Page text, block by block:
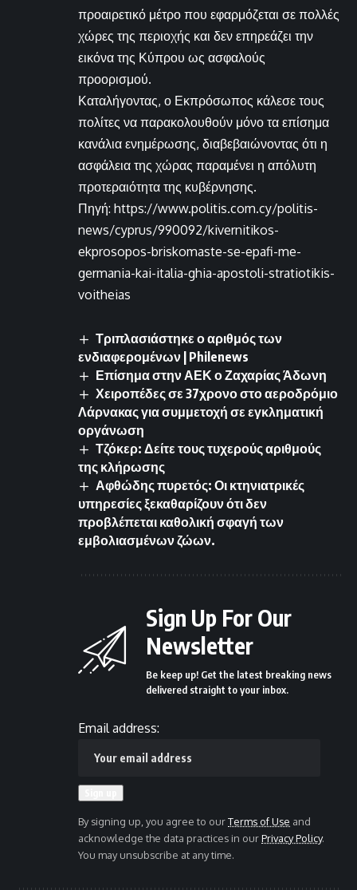
προαιρετικό μέτρο που εφαρμόζεται σε πολλές
χώρες της περιοχής και δεν επηρεάζει την
εικόνα της Κύπρου ως ασφαλούς
προορισμού.
Καταλήγοντας, ο Εκπρόσωπος κάλεσε τους
πολίτες να παρακολουθούν μόνο τα επίσημα
κανάλια ενημέρωσης, διαβεβαιώνοντας ότι η
ασφάλεια της χώρας παραμένει η απόλυτη
προτεραιότητα της κυβέρνησης.
Πηγή: https://www.politis.com.cy/politis-
news/cyprus/990092/kivernitikos-
ekprosopos-briskomaste-se-epafi-me-
germania-kai-italia-ghia-apostoli-stratiotikis-
voitheias
Τριπλασιάστηκε ο αριθμός των
ενδιαφερομένων | Philenews
Επίσημα στην ΑΕΚ ο Ζαχαρίας Άδωνη
Χειροπέδες σε 37χρονο στο αεροδρόμιο
Λάρνακας για συμμετοχή σε εγκληματική
οργάνωση
Τζόκερ: Δείτε τους τυχερούς αριθμούς
της κλήρωσης
Αφθώδης πυρετός: Οι κτηνιατρικές
υπηρεσίες ξεκαθαρίζουν ότι δεν
προβλέπεται καθολική σφαγή των
εμβολιασμένων ζώων.
Sign Up For Our
Newsletter
Be keep up! Get the latest breaking news
delivered straight to your inbox.
Email address:
By signing up, you agree to ourTerms of Use and
acknowledge the data practices in ourPrivacy Policy.
You may unsubscribe at any time.